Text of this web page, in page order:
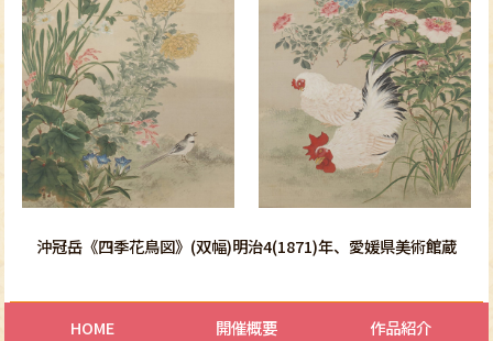
沖冠岳《四季花鳥図》(双幅)明治4(1871)年、愛媛県美術館蔵
HOME 開催概要
作品紹介